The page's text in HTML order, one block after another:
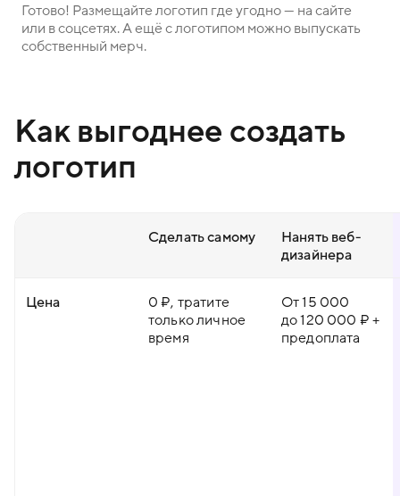
Готово! Размещайте логотип где угодно — на сайте
или в соцсетях. А ещё с логотипом можно выпускать
собственный мерч.
Как выгоднее создать
логотип
Сделать самому
Нанять веб-
дизайнера
Цена
0 ₽, тратите
только личное
время
От 15 000
до 120 000 ₽ +
предоплата